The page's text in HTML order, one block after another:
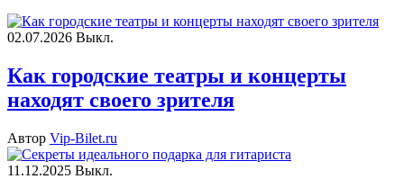
02.07.2026 Выкл.
Как городские театры и концерты
находят своего зрителя
Автор Vip-Bilet.ru
11.12.2025 Выкл.